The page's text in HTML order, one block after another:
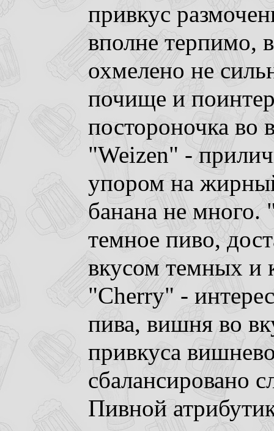
привкус
вполне терпимо,
охмелено не
почище и
постороночка во
"Weizen" -
упором на
банана не
темное пиво,
вкусом темных и
"Cherry" -
пива, вишня во
привкуса
сбалансировано
Пивной